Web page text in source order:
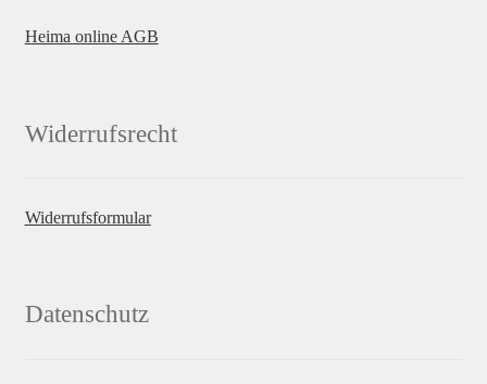
Heima online AGB
Widerrufsrecht
Widerrufsformular
Datenschutz